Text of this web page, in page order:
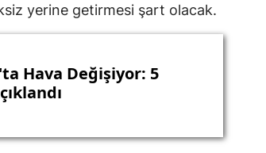
yerine getirmesi şart olacak.
Hava Değişiyor: 5